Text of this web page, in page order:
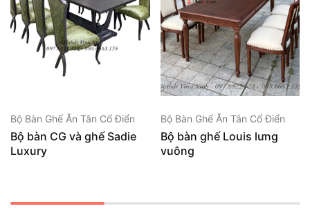
Bộ Bàn Ghế Ăn Tân Cổ Điển
Bộ bàn CG và ghế Sadie
Luxury
Bộ Bàn Ghế Ăn Tân Cổ Điển
Bộ bàn ghế Louis lưng
vuông